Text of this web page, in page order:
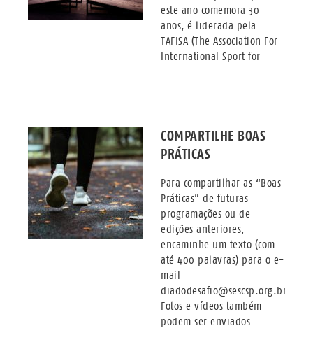
este ano comemora 30
anos, é liderada pela
TAFISA (The Association For
International Sport for
COMPARTILHE BOAS
PRÁTICAS
Para compartilhar as “Boas
Práticas” de futuras
programações ou de
edições anteriores,
encaminhe um texto (com
até 400 palavras) para o e-
mail
diadodesafio@sescsp.org.br.
Fotos e vídeos também
podem ser enviados